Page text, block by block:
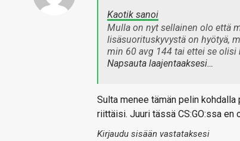
Kaotik sanoi
Mulla on nyt sellainen olo että
lisäsuorituskyvystä on hyötyä,
min 60 avg 144 tai ettei se
Napsauta laajentaaksesi…
Sulta menee tämän pelin
riittäisi. Juuri tässä CS:GO:ssa
Kirjaudu sisään vastataksesi